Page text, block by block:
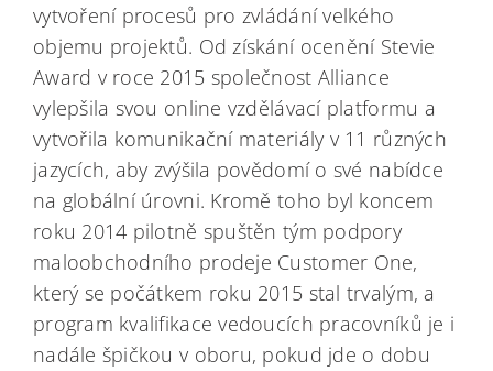
vytvoření procesů pro zvládání velkého
objemu projektů. Od získání ocenění Stevie
Award v roce 2015 společnost Alliance
vylepšila svou online vzdělávací platformu a
vytvořila komunikační materiály v 11 různých
jazycích, aby zvýšila povědomí o své nabídce
na globální úrovni. Kromě toho byl koncem
roku 2014 pilotně spuštěn tým podpory
maloobchodního prodeje Customer One,
který se počátkem roku 2015 stal trvalým, a
program kvalifikace vedoucích pracovníků je i
nadále špičkou v oboru, pokud jde o dobu